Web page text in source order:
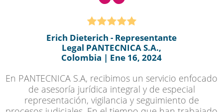
Erich Dieterich - Representante
Legal PANTECNICA S.A.,
Colombia | Ene 16, 2024
En PANTECNICA S.A, recibimos un servicio enfocado
de asesoría jurídica integral y de especial
representación, vigilancia y seguimiento de